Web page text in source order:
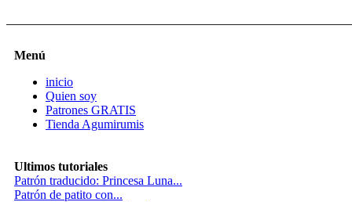
Menú
inicio
Quien soy
Patrones GRATIS
Tienda Agumirumis
Ultimos tutoriales
Patrón traducido: Princesa Luna...
Patrón de patito con...